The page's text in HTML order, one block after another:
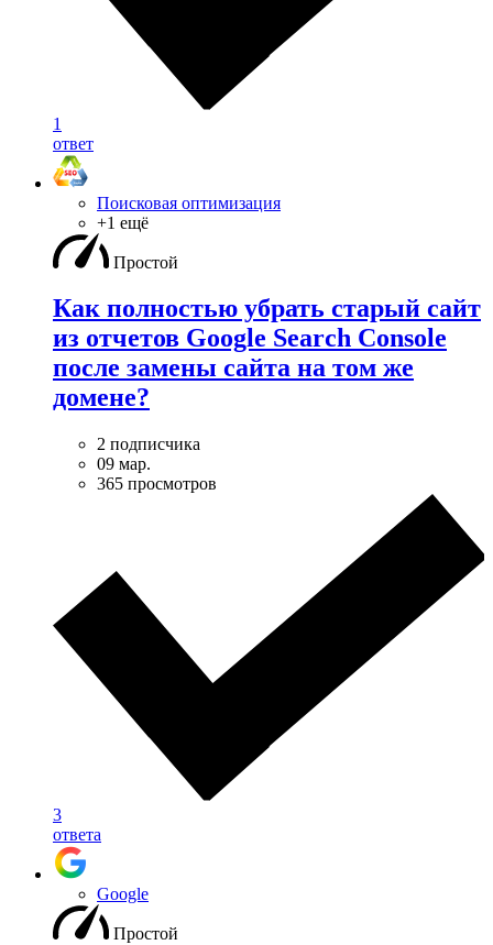
1
ответ
Поисковая оптимизация
+1 ещё
Простой
Как полностью убрать старый сайт
из отчетов Google Search Console
после замены сайта на том же
домене?
2 подписчика
09 мар.
365 просмотров
3
ответа
Google
Простой